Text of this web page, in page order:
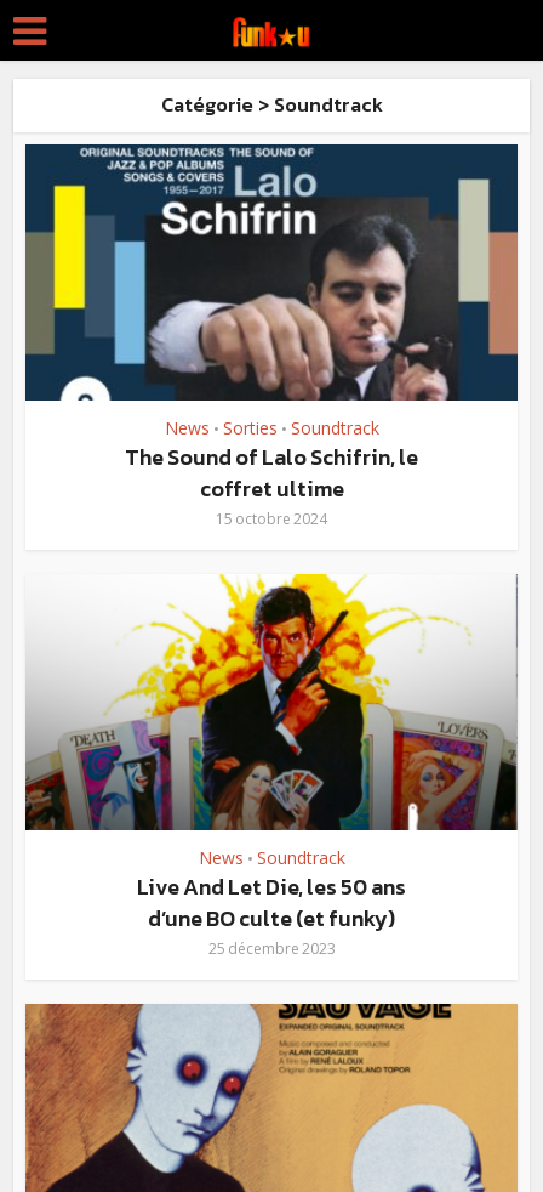
Catégorie > Soundtrack
News • Sorties • Soundtrack
The Sound of Lalo Schifrin, le
coffret ultime
15 octobre 2024
News • Soundtrack
Live And Let Die, les 50 ans
d’une BO culte (et funky)
25 décembre 2023